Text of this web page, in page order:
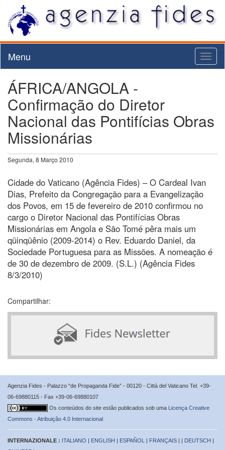
Menu
ÁFRICA/ANGOLA -
Confirmação do Diretor
Nacional das Pontifícias Obras
Missionárias
Segunda, 8 Março 2010
Cidade do Vaticano (Agência Fides) – O Cardeal Ivan
Dias, Prefeito da Congregação para a Evangelização
dos Povos, em 15 de fevereiro de 2010 confirmou no
cargo o Diretor Nacional das Pontifícias Obras
Missionárias em Angola e São Tomé pêra mais um
qüinqüênio (2009-2014) o Rev. Eduardo Daniel, da
Sociedade Portuguesa para as Missões. A nomeação é
de 30 de dezembro de 2009. (S.L.) (Agência Fides
8/3/2010)
Compartilhar:
Agenzia Fides - Palazzo “de Propaganda Fide” - 00120 - Città del Vaticano Tel. +39-
06-69880115 - Fax +39-06-69880107
Os conteúdos do site estão publicados sob uma Licença Creative
Commons - Atribuição 4.0 Internacional
INTERNAZIONALE : ITALIANO | ENGLISH | ESPAÑOL | FRANÇAIS | | DEUTSCH |